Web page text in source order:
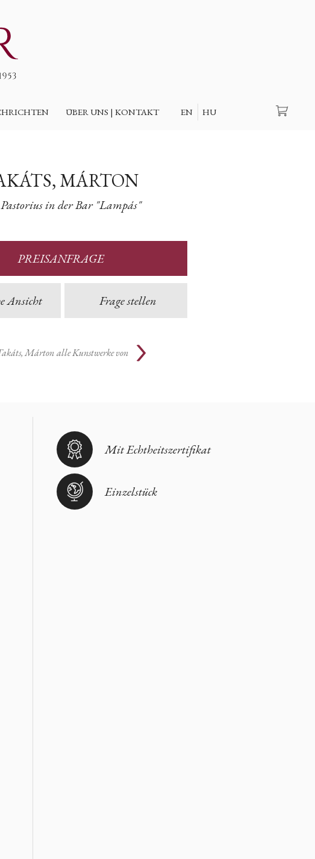
ÜBER UNS | KONTAKT EN HU
MÁRTON
Pastorius in der Bar "Lampás"
PREISANFRAGE
Ansicht Frage stellen
Márton alle Kunstwerke von
Mit Echtheitszertifikat
Einzelstück